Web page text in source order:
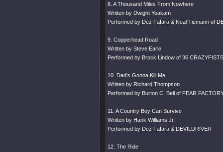
8. A Thousand Miles From Nowhere
Written by Dwight Yoakam
Performed by Dez Fafara & Neal Tiemann of
9. Copperhead Road
Written by Steve Earle
Performed by Brock Lindow of 36
10. Dad's Gonna Kill Me
Written by Richard Thompson
Performed by Burton C. Bell of FEAR
11. A Country Boy Can Survive
Written by Hank Williams Jr.
Performed by Dez Fafara & DEVILDRIVER
12. The Ride